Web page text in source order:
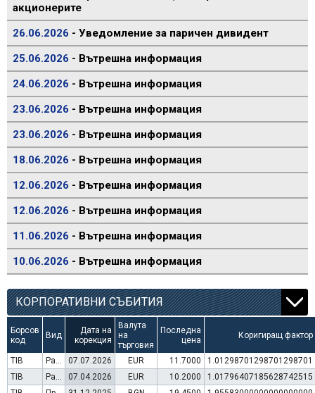
акционерите
26.06.2026 - Уведомление за паричен дивидент
25.06.2026 - Вътрешна информация
24.06.2026 - Вътрешна информация
23.06.2026 - Вътрешна информация
23.06.2026 - Вътрешна информация
18.06.2026 - Вътрешна информация
12.06.2026 - Вътрешна информация
12.06.2026 - Вътрешна информация
11.06.2026 - Вътрешна информация
10.06.2026 - Вътрешна информация
КОРПОРАТИВНИ СЪБИТИЯ
Борсов
код
Вид
Дата на
корекция
Валута
на
търговия
Последна
цена
Коригиращ фактор
TIB Раздаване на дивидент 07.07.2026 EUR 11.7000
1.01298701298701298701
TIB
Раздаване на дивидент 07.04.2026 EUR 10.2000
1.01796407185628742515